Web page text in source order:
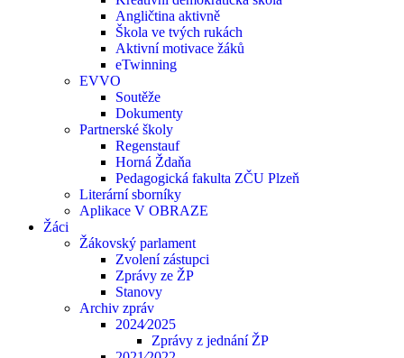
Angličtina aktivně
Škola ve tvých rukách
Aktivní motivace žáků
eTwinning
EVVO
Soutěže
Dokumenty
Partnerské školy
Regenstauf
Horná Ždaňa
Pedagogická fakulta ZČU Plzeň
Literární sborníky
Aplikace V OBRAZE
Žáci
Žákovský parlament
Zvolení zástupci
Zprávy ze ŽP
Stanovy
Archiv zpráv
2024⁄2025
Zprávy z jednání ŽP